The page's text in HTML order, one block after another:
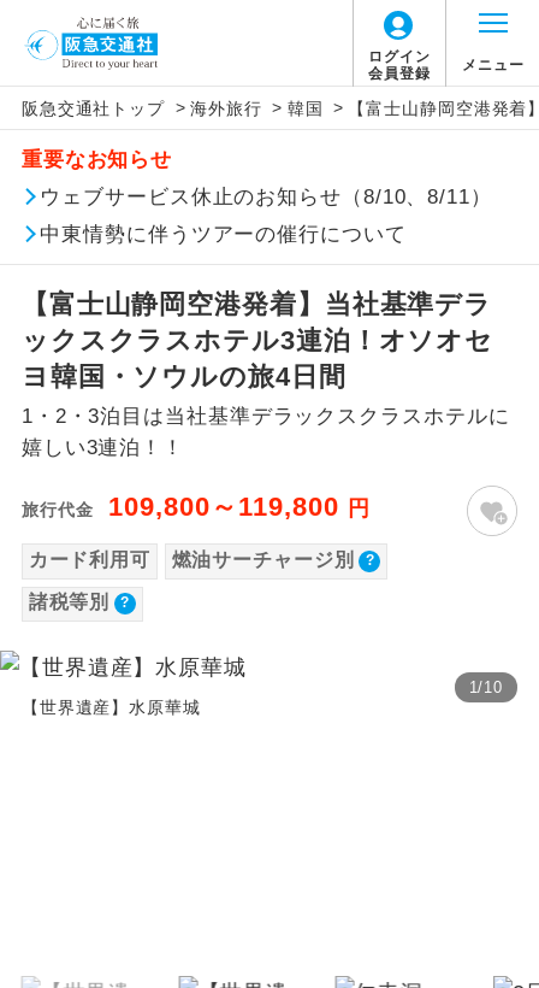
ログイン
会員登録
メニュー
阪急交通社トップ > 海外旅行 > 韓国 > 【富士山静岡空港発
重要なお知らせ
ウェブサービス休止のお知らせ（8/10、8/11）
中東情勢に伴うツアーの催行について
【富士山静岡空港発着】当社基準デラ
ックスクラスホテル3連泊！オソオセ
ヨ韓国・ソウルの旅4日間
1・2・3泊目は当社基準デラックスクラスホテルに
嬉しい3連泊！！
旅行代金 109,800～119,800 円
カード利用可 燃油サーチャージ別
諸税等別
1/10
【世界遺産】水原華城
旅行代金に燃油サーチャージは含まれており
ません。別途お支払いが必要となります。
目安：18,000円（2026/07/21現在）
※上記の燃油サーチャージは変更になる場合
があります。
旅行代金に、以下の料金は含まれておりませ
ん。別途お支払が必要となります。
【日本国内空港施設使用料】
富士山静岡空港
大人（12歳以上）550円、子供（2歳以上12
歳未満）270円
【海外空港諸税等】
旅行代金に各国空港の旅客サービス施設使用
支払いが必要となります。
2026/8/22 大人（12歳以上）2,630円、子供
（2歳以上12歳未満）1,860円
2026/9/5 大人（12歳以上）2,640円、子供
※上記以外の出発日につきましては料金確定
後にご案内いたします。
（12歳以上）380円、子供（2歳以上12歳未
このツアーは以下の出発地から追加代金でご参
加いただけます。
※リクエスト受付の場合、ご手配の可否は後日回答さ
せていただきます。
追加代金にて各地発着ありとは
当ツアーは日程表に記載の出発空港だけで
なく、各地より下記追加代金にて飛行機や
鉄道などを利用しご参加いただけます。
ご同行者様が異なる発着地をご希望の場合
は、当社予約センターまで連絡ください。
アイコン 説明
添乗員同行
往路出発空港（駅）から復路到着空港
（駅）まで同行します。
現地到着後、現地係員が同行しお世話い
たします。
バスガイド乗
務
バスガイドが乗務し、車内での観光案内
があります。
新コース
世界遺産
ユネスコに登録されている文化遺産や自
然遺産を訪ねるコースです。
温泉 温泉地にも宿泊するコースです。
す。
大浴場
ホン